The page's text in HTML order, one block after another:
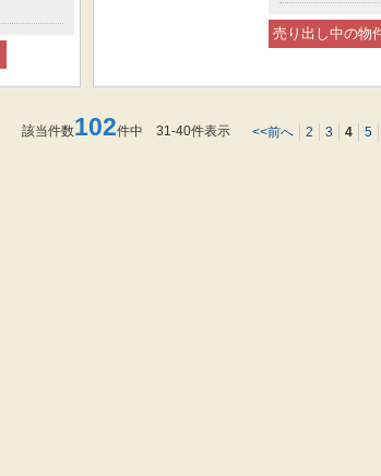
売り出し中の物
<<前へ 2 3 4 5
該当件数102件中 31-40件表示